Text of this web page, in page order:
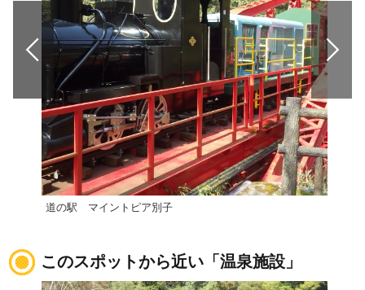
道の駅 マイントピア別子
このスポットから近い「温泉施設」